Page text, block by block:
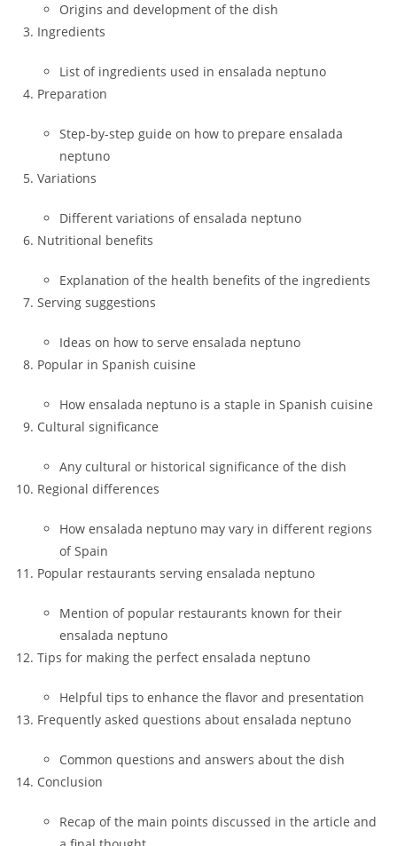
Origins and development of the dish
Ingredients
List of ingredients used in ensalada neptuno
Preparation
Step-by-step guide on how to prepare ensalada
neptuno
Variations
Different variations of ensalada neptuno
Nutritional benefits
Explanation of the health benefits of the ingredients
Serving suggestions
Ideas on how to serve ensalada neptuno
Popular in Spanish cuisine
How ensalada neptuno is a staple in Spanish cuisine
Cultural significance
Any cultural or historical significance of the dish
Regional differences
How ensalada neptuno may vary in different regions
of Spain
Popular restaurants serving ensalada neptuno
Mention of popular restaurants known for their
ensalada neptuno
Tips for making the perfect ensalada neptuno
Helpful tips to enhance the flavor and presentation
Frequently asked questions about ensalada neptuno
Common questions and answers about the dish
Conclusion
Recap of the main points discussed in the article and